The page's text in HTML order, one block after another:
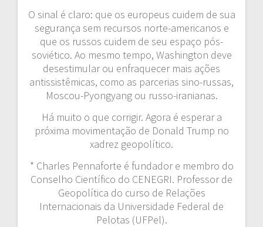
O sinal é claro: que os europeus cuidem de sua
segurança sem recursos norte-americanos e
que os russos cuidem de seu espaço pós-
soviético. Ao mesmo tempo, Washington deve
desestimular ou enfraquecer mais ações
antissistêmicas, como as parcerias sino-russas,
Moscou-Pyongyang ou russo-iranianas.
Há muito o que corrigir. Agora é esperar a
próxima movimentação de Donald Trump no
xadrez geopolítico.
* Charles Pennaforte é fundador e membro do
Conselho Científico do CENEGRI. Professor de
Geopolítica do curso de Relações
Internacionais da Universidade Federal de
Pelotas (UFPel).